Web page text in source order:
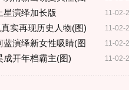
11-02-
星演绎加长版
11-02-
实再现历史人物(图)
11-02-
蓝演绎新女性吸睛(图
11-02-
成开年档霸主(图)